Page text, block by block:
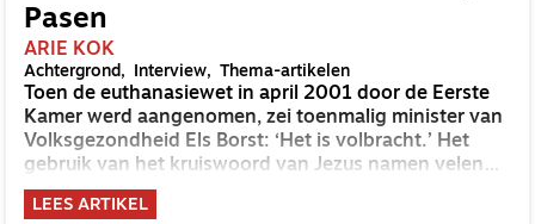
Pasen
ARIE KOK
Achtergrond Interview Thema-artikelen
Toen de euthanasiewet in april 2001 door de Eerste
Kamer werd aangenomen, zei toenmalig minister van
Volksgezondheid Els Borst: ‘Het is volbracht.’ Het
gebruik van het kruiswoord van Jezus namen velen
haar niet in dank af. Dat is begrijpelijk, maar het
neemt niet weg dat het thema ‘voltooid leven’ zeker
LEES ARTIKEL